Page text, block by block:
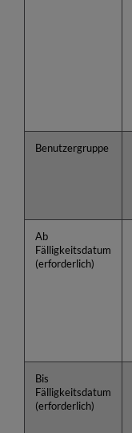
Benutzergruppe
Ab
Fälligkeitsdatum
(erforderlich)
Bis
Fälligkeitsdatum
(erforderlich)